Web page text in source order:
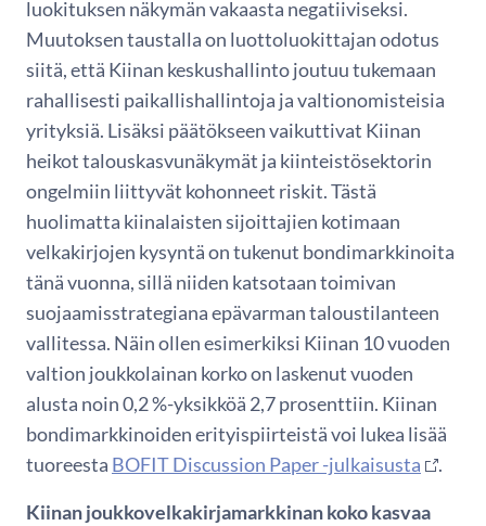
luokituksen näkymän vakaasta negatiiviseksi.
Muutoksen taustalla on luottoluokittajan odotus
siitä, että Kiinan keskushallinto joutuu tukemaan
rahallisesti paikallishallintoja ja valtionomisteisia
yrityksiä. Lisäksi päätökseen vaikuttivat Kiinan
heikot talouskasvunäkymät ja kiinteistösektorin
ongelmiin liittyvät kohonneet riskit. Tästä
huolimatta kiinalaisten sijoittajien kotimaan
velkakirjojen kysyntä on tukenut bondimarkkinoita
tänä vuonna, sillä niiden katsotaan toimivan
suojaamisstrategiana epävarman taloustilanteen
vallitessa. Näin ollen esimerkiksi Kiinan 10 vuoden
valtion joukkolainan korko on laskenut vuoden
alusta noin 0,2 %-yksikköä 2,7 prosenttiin. Kiinan
bondimarkkinoiden erityispiirteistä voi lukea lisää
tuoreesta BOFIT Discussion Paper -julkaisusta
.
Kiinan joukkovelkakirjamarkkinan koko kasvaa